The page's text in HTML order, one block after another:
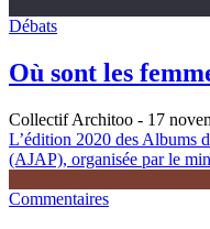
Débats
Où sont les
Collectif Architoo - 17
L’édition 2020 des Albums
(AJAP), organisée par le
Commentaires